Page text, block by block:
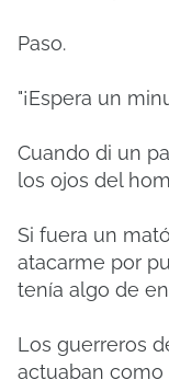
Paso.
"¡Espera un
Cuando di un
los ojos del
Si fuera un
atacarme por
tenía algo de
Los guerreros
actuaban